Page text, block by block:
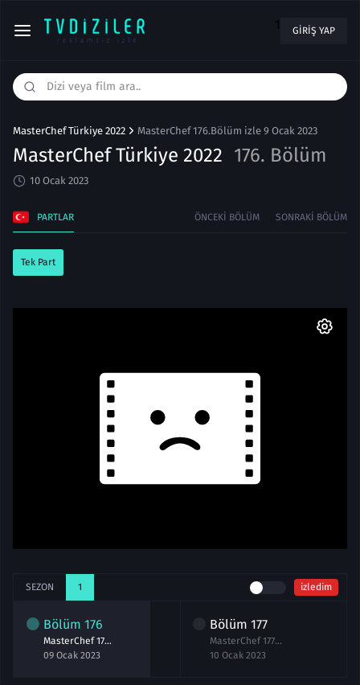
1 GIRIŞ YAP
MasterChef Türkiye 2022 MasterChef 176.Bölüm izle 9 Ocak 2023
MasterChef Türkiye 2022 176. Bölüm
10 Ocak 2023
PARTLAR ÖNCEKI BÖLÜM SONRAKI BÖLÜM
Tek Part
SEZON 1 izledim
Bölüm 176
MasterChef 176.Bölüm izle 9 Ocak 2023
09 Ocak 2023
Bölüm 177
MasterChef 177.Bölüm izle 10 Ocak 2023 Final
10 Ocak 2023